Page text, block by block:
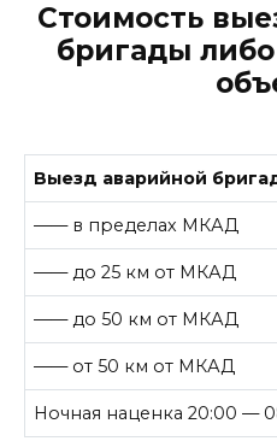
Стоимость
бригады
Выезд аварийной
—— в пределах МКАД
—— до 25 км от МКАД
—— до 50 км от МКАД
—— от 50 км от МКАД
Ночная наценка 20:00 —